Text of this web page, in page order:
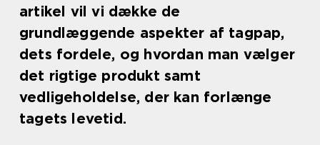
artikel vil vi dække de
grundlæggende aspekter af tagpap,
dets fordele, og hvordan man vælger
det rigtige produkt samt
vedligeholdelse, der kan forlænge
tagets levetid.